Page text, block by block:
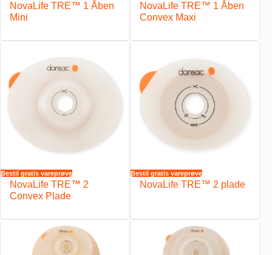
NovaLife TRE™ 1 Åben
Mini
NovaLife TRE™ 1 Åben
Convex Maxi
Bestil gratis vareprøve
NovaLife TRE™ 2
Convex Plade
Bestil gratis vareprøve
NovaLife TRE™ 2 plade